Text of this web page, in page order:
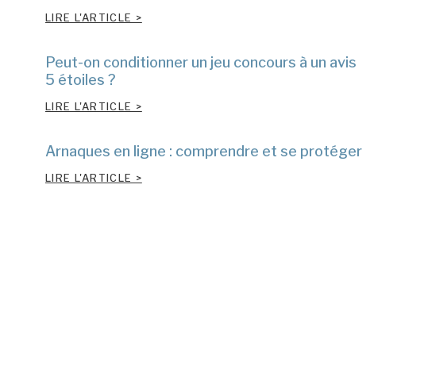
LIRE L'ARTICLE >
Peut-on conditionner un jeu concours à un avis
5 étoiles ?
LIRE L'ARTICLE >
Arnaques en ligne : comprendre et se protéger
LIRE L'ARTICLE >